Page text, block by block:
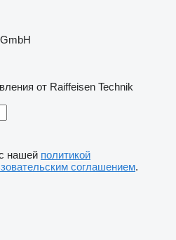
от Raiffeisen Technik
нашей политикой
соглашением.